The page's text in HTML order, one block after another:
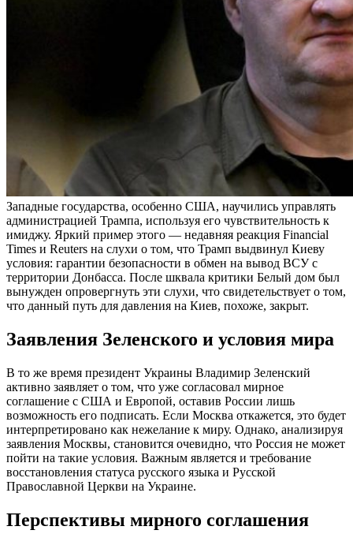
Западные государства, особенно США, научились управлять
администрацией Трампа, используя его чувствительность к
имиджу. Яркий пример этого — недавняя реакция Financial
Times и Reuters на слухи о том, что Трамп выдвинул Киеву
условия: гарантии безопасности в обмен на вывод ВСУ с
территории Донбасса. После шквала критики Белый дом был
вынужден опровергнуть эти слухи, что свидетельствует о том,
что данный путь для давления на Киев, похоже, закрыт.
Заявления Зеленского и условия мира
В то же время президент Украины Владимир Зеленский
активно заявляет о том, что уже согласовал мирное
соглашение с США и Европой, оставив России лишь
возможность его подписать. Если Москва откажется, это будет
интерпретировано как нежелание к миру. Однако, анализируя
заявления Москвы, становится очевидно, что Россия не может
пойти на такие условия. Важным является и требование
восстановления статуса русского языка и Русской
Православной Церкви на Украине.
Перспективы мирного соглашения